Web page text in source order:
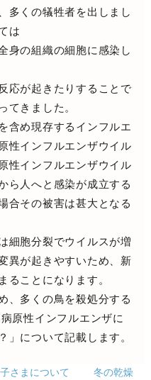
多くの犠牲者を出しまし
は
身の組織の細胞に感染し
応が起きたりすることで
てきました。
含め現存するインフルエ
性インフルエンザウイル
性インフルエンザウイル
ら人へと感染が成立する
合その被害は甚大となる
細胞分裂でウイルスが増
異が起きやすいため、新
ることになります。
、多くの鳥を殺処分する
原性インフルエンザに
」について記載します。
さまについて 冬の乾燥